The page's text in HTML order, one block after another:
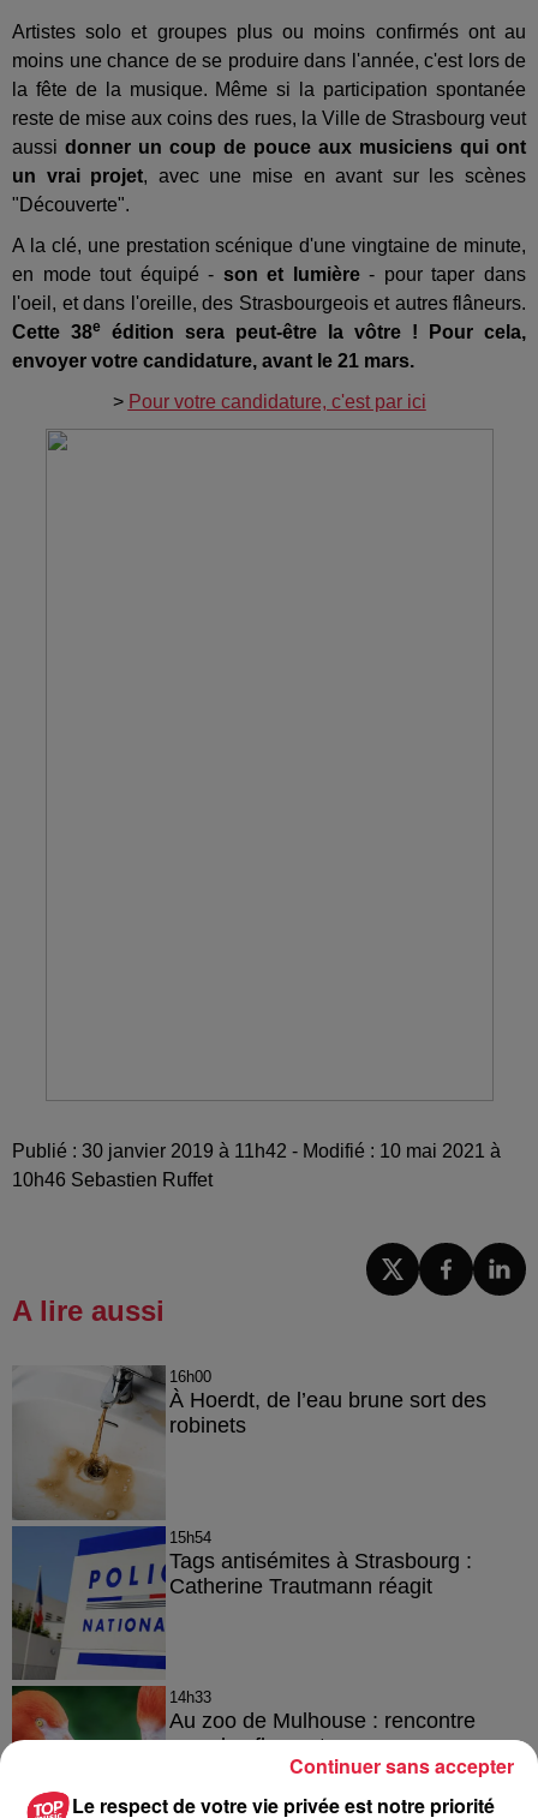
Artistes solo et groupes plus ou moins confirmés ont au
moins une chance de se produire dans l'année, c'est lors de
la fête de la musique. Même si la participation spontanée
reste de mise aux coins des rues, la Ville de Strasbourg veut
aussi donner un coup de pouce aux musiciens qui ont
un vrai projet, avec une mise en avant sur les scènes
"Découverte".
A la clé, une prestation scénique d'une vingtaine de minute,
en mode tout équipé - son et lumière- pour taper dans
l'oeil, et dans l'oreille, des Strasbourgeois et autres flâneurs.
Cette 38e
édition sera peut-être la vôtre ! Pour cela,
envoyer votre candidature, avant le 21 mars.
> Pour votre candidature, c'est par ici
Publié : 30 janvier 2019 à 11h42 - Modifié : 10 mai 2021 à
10h46 Sebastien Ruffet
A lire aussi
16h00
À Hoerdt, de l’eau brune sort des
robinets
15h54
Tags antisémites à Strasbourg :
Catherine Trautmann réagit
14h33
Au zoo de Mulhouse : rencontre
avec les flamants rouges
Le respect de votre vie privée est notre priorité
Continuer sans accepter